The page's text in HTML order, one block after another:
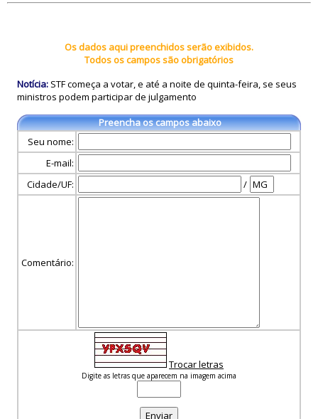
Os dados aqui preenchidos serão exibidos.
Todos os campos são obrigatórios
Notícia: STF começa a votar, e até a noite de quinta-feira, se seus
ministros podem participar de julgamento
Preencha os campos abaixo
Seu nome:
E-mail:
Cidade/UF:
/
Comentário:
Trocar letras
Digite as letras que aparecem na imagem acima